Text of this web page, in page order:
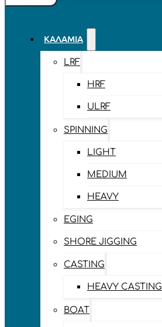
ΚΑΛΆΜΙΑ
LRF
HRF
ULRF
SPINNING
LIGHT
MEDIUM
HEAVY
EGING
SHORE JIGGING
CASTING
HEAVY CASTING
BOAT